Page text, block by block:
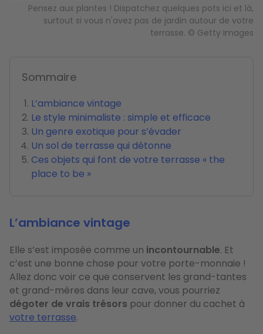
Pensez aux plantes ! Dispatchez quelques pots ici et là,
surtout si vous n'avez pas de jardin autour de votre
terrasse. © Getty Images
Sommaire
L’ambiance vintage
Le style minimaliste : simple et efficace
Un genre exotique pour s’évader
Un sol de terrasse qui détonne
Ces objets qui font de votre terrasse « the
place to be »
L’ambiance vintage
Elle s’est imposée comme un incontournable. Et
c’est une bonne chose pour votre porte-monnaie !
Allez donc voir ce que conservent les grand-tantes
et grand-mères dans leur cave, vous pourriez
dégoter de vrais trésors pour donner du cachet à
votre terrasse.